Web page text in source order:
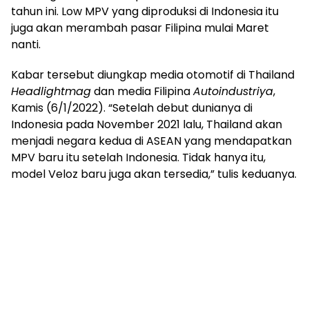
tahun ini. Low MPV yang diproduksi di Indonesia itu
juga akan merambah pasar Filipina mulai Maret
nanti.
Kabar tersebut diungkap media otomotif di Thailand
Headlightmagdan media FilipinaAutoindustriya,
Kamis (6/1/2022). “Setelah debut dunianya di
Indonesia pada November 2021 lalu, Thailand akan
menjadi negara kedua di ASEAN yang mendapatkan
MPV baru itu setelah Indonesia. Tidak hanya itu,
model Veloz baru juga akan tersedia,” tulis keduanya.